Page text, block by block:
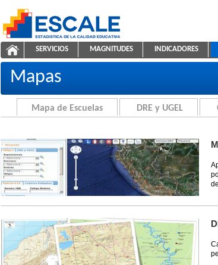
ESCALE - Unidad de Estadística Educativa
Cartografía de la Educación
NAVEGACIÓN
SERVICIOS MAGNITUDES INDICADORES
Mapas
Mapa de Escuelas DRE y UGEL